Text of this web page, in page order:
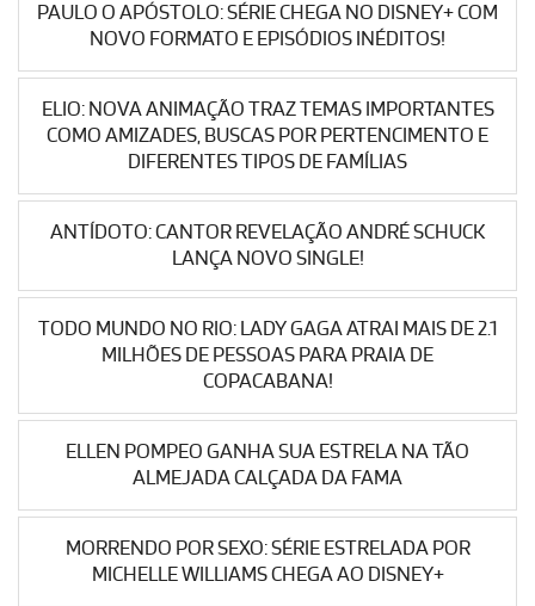
PAULO O APÓSTOLO: SÉRIE CHEGA NO DISNEY+ COM
NOVO FORMATO E EPISÓDIOS INÉDITOS!
ELIO: NOVA ANIMAÇÃO TRAZ TEMAS IMPORTANTES
COMO AMIZADES, BUSCAS POR PERTENCIMENTO E
DIFERENTES TIPOS DE FAMÍLIAS
ANTÍDOTO: CANTOR REVELAÇÃO ANDRÉ SCHUCK
LANÇA NOVO SINGLE!
TODO MUNDO NO RIO: LADY GAGA ATRAI MAIS DE 2.1
MILHÕES DE PESSOAS PARA PRAIA DE
COPACABANA!
ELLEN POMPEO GANHA SUA ESTRELA NA TÃO
ALMEJADA CALÇADA DA FAMA
MORRENDO POR SEXO: SÉRIE ESTRELADA POR
MICHELLE WILLIAMS CHEGA AO DISNEY+